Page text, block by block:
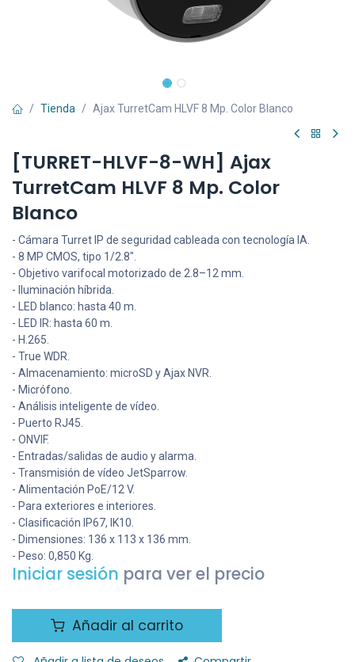
Tienda Ajax TurretCam HLVF 8 Mp. Color Blanco
[TURRET-HLVF-8-WH] Ajax
TurretCam HLVF 8 Mp. Color
Blanco
- Cámara Turret IP de seguridad cableada con tecnología IA.
- 8 MP CMOS, tipo 1/2.8".
- Objetivo varifocal motorizado de 2.8–12 mm.
- Iluminación híbrida.
- LED blanco: hasta 40 m.
- LED IR: hasta 60 m.
- H.265.
- True WDR.
- Almacenamiento: microSD y Ajax NVR.
- Micrófono.
- Análisis inteligente de vídeo.
- Puerto RJ45.
- ONVIF.
- Entradas/salidas de audio y alarma.
- Transmisión de vídeo JetSparrow.
- Alimentación PoE/12 V.
- Para exteriores e interiores.
- Clasificación IP67, IK10.
- Dimensiones: 136 x 113 x 136 mm.
- Peso: 0,850 Kg.
Iniciar sesión para ver el precio
Añadir al carrito